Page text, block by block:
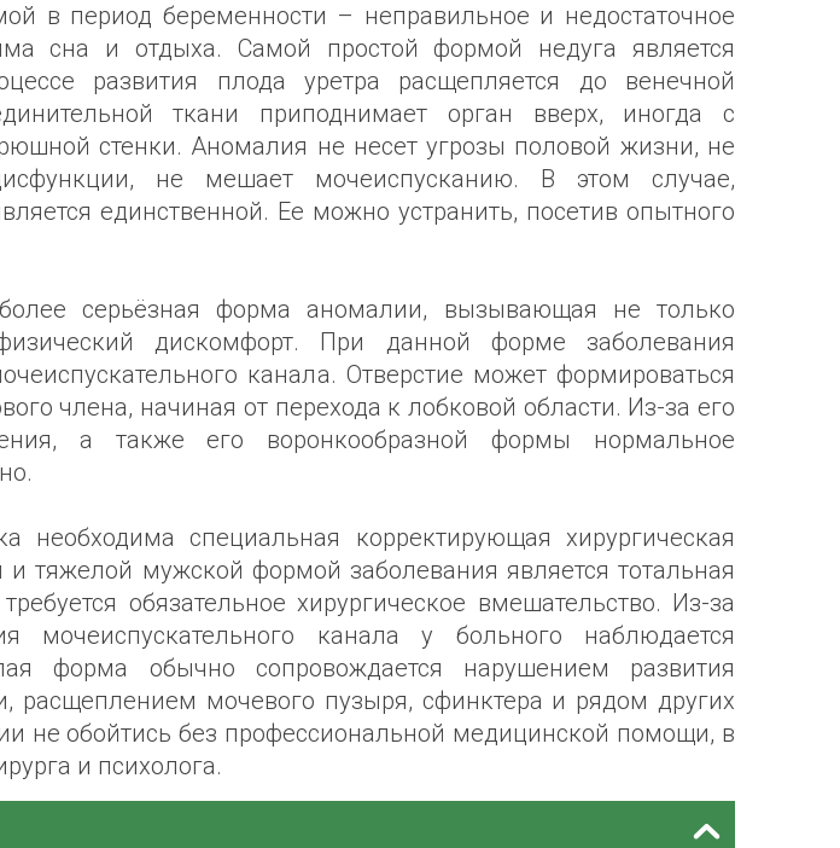
в период беременности – неправильное и недостаточное
сна и отдыха. Самой простой формой недуга является
развития плода уретра расщепляется до венечной
ткани приподнимает орган вверх, иногда с
стенки. Аномалия не несет угрозы половой жизни, не
не мешает мочеиспусканию. В этом случае,
единственной. Ее можно устранить, посетив опытного
серьёзная форма аномалии, вызывающая не только
дискомфорт. При данной форме заболевания
канала. Отверстие может формироваться
члена, начиная от перехода к лобковой области. Из-за его
а также его воронкообразной формы нормальное
необходима специальная корректирующая хирургическая
тяжелой мужской формой заболевания является тотальная
обязательное хирургическое вмешательство. Из-за
мочеиспускательного канала у больного наблюдается
форма обычно сопровождается нарушением развития
расщеплением мочевого пузыря, сфинктера и рядом других
не обойтись без профессиональной медицинской помощи, в
и психолога.